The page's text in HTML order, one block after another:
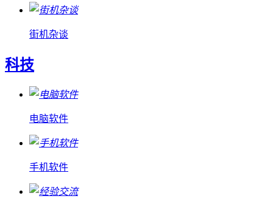
街机杂谈
科技
电脑软件
手机软件